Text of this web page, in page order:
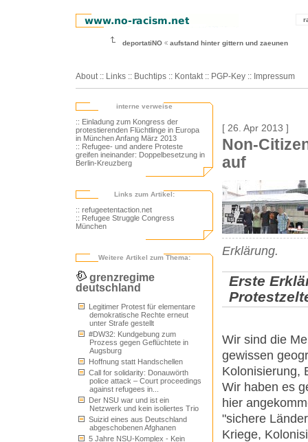
deportatiNO aufstand hinter gittern und zaeunen
About :: Links :: Buchtips :: Kontakt :: PGP-Key :: Impressum
interne verweise
:: Einladung zum Kongress der
protestierenden Flüchtlinge in Europa
in München Anfang März 2013
:: Refugee- und andere Proteste
greifen ineinander: Doppelbesetzung in
Berlin-Kreuzberg
Links zum Artikel:
:: refugeetentaction.net
:: Refugee Struggle Congress
München
Weitere Artikel zum Thema:
grenzregime
deutschland
Legitimer Protest für elementare
demokratische Rechte erneut
unter Strafe gestellt
#DW32: Kundgebung zum
Prozess gegen Geflüchtete in
Augsburg
Hoffnung statt Handschellen
Call for solidarity: Donauwörth
police attack – Court proceedings
against refugees in...
Der NSU war und ist ein
Netzwerk und kein isoliertes Trio
Suizid eines aus Deutschland
abgeschobenen Afghanen
5 Jahre NSU-Komplex - Kein
[ 26. Apr 2013 ]
Non-
auf
Erklärung.
Erste
Wir sind die
gewissen
Kolonisierung,
Wir haben es
hier
"sichere
Kriege,